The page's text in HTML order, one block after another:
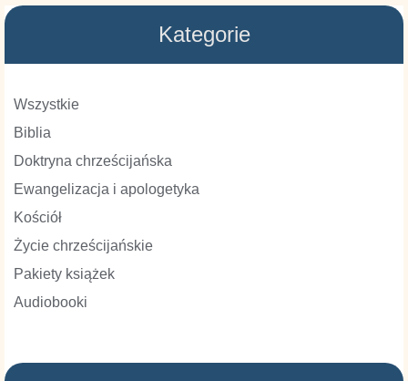
Kategorie
Wszystkie
Biblia
Doktryna chrześcijańska
Ewangelizacja i apologetyka
Kościół
Życie chrześcijańskie
Pakiety książek
Audiobooki